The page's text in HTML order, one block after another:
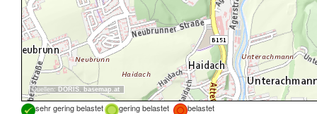
Quellen: DORIS, basemap.at
sehr gering belastet gering belastet
belastet